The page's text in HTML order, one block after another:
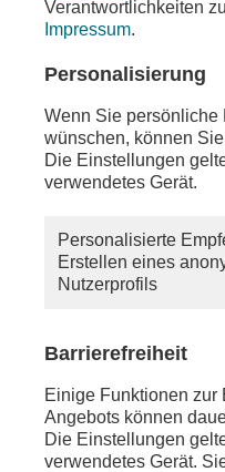
Die
1. Juni 2026, in einer
Verantwortlichkeiten
Impressum.
Personalisierung
Wenn Sie persönliche
wünschen, können
Die Einstellungen
verwendetes Gerät.
Personalisierte
Erstellen eines
Nutzerprofils
Barrierefreiheit
Einige Funktionen zur
Angebots können
Die Einstellungen
verwendetes Gerät.